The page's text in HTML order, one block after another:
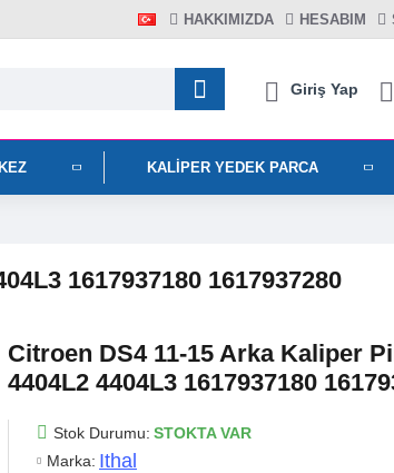
HAKKIMIZDA HESABIM
Giriş Yap
KALIPER YEDEK PARCA
1617937180 1617937280
Citroen DS4 11-15 Arka Kaliper
4404L2 4404L3 1617937180
Stok Durumu: STOKTA VAR
Marka: Ithal